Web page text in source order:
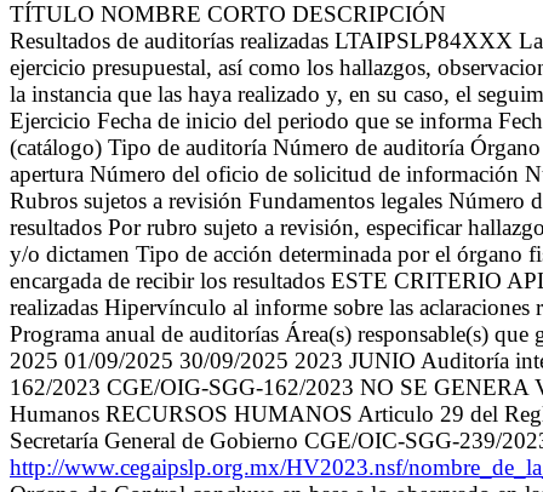
TÍTULO NOMBRE CORTO DESCRIPCIÓN
Resultados de auditorías realizadas LTAIPSLP84XXX
ejercicio presupuestal, así como los hallazgos,
la instancia que las haya realizado y, en su caso, el
Ejercicio Fecha de inicio del periodo que se informa
(catálogo) Tipo de auditoría Número de auditoría
apertura Número del oficio de solicitud de información
Rubros sujetos a revisión Fundamentos legales
resultados Por rubro sujeto a revisión, especificar
y/o dictamen Tipo de acción determinada por el órgano
encargada de recibir los resultados ESTE CRITERIO
realizadas Hipervínculo al informe sobre las
Programa anual de auditorías Área(s) responsable(s)
2025 01/09/2025 30/09/2025 2023 JUNIO Auditoría
162/2023 CGE/OIG-SGG-162/2023 NO SE GENERA
Humanos RECURSOS HUMANOS Articulo 29 del
Secretaría General de Gobierno CGE/OIC-SGG-239/
http://www.cegaipslp.org.mx/HV2023.nsf/